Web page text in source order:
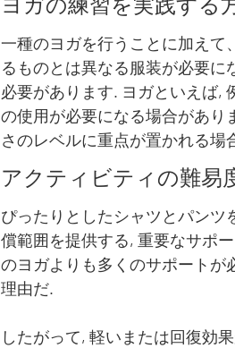
一種のヨガを行うことに加えて
るものとは異なる服装が必要に
必要があります. ヨガといえば,
の使用が必要になる場合があり
さのレベルに重点が置かれる場
アクティビティの難易
ぴったりとしたシャツとパンツ
償範囲を提供する, 重要なサポ
のヨガよりも多くのサポートが
理由だ.
したがって, 軽いまたは回復効